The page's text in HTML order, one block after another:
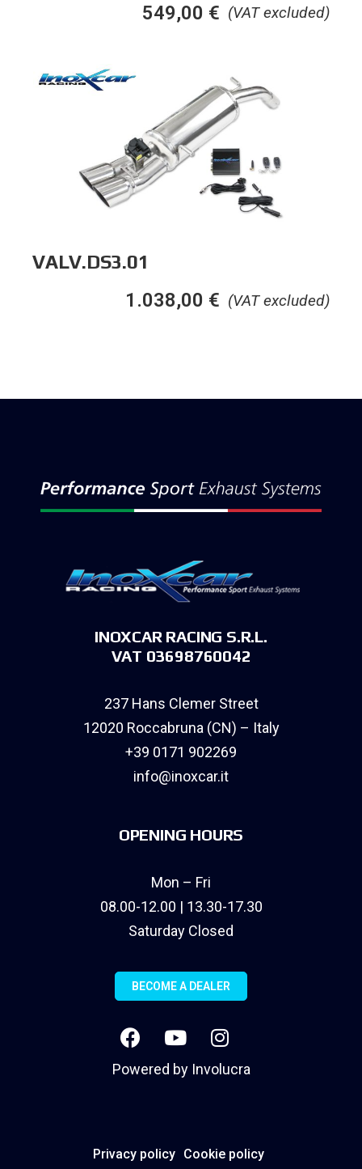
(VAT excluded)
549,00 €
VALV.DS3.01
(VAT excluded)
1.038,00 €
INOXCAR RACING S.R.L.
VAT 03698760042
237 Hans Clemer Street
12020 Roccabruna (CN) – Italy
+39 0171 902269
info@inoxcar.it
OPENING HOURS
Mon – Fri
08.00-12.00 | 13.30-17.30
Saturday Closed
BECOME A DEALER
Powered by Involucra
Privacy policy Cookie policy